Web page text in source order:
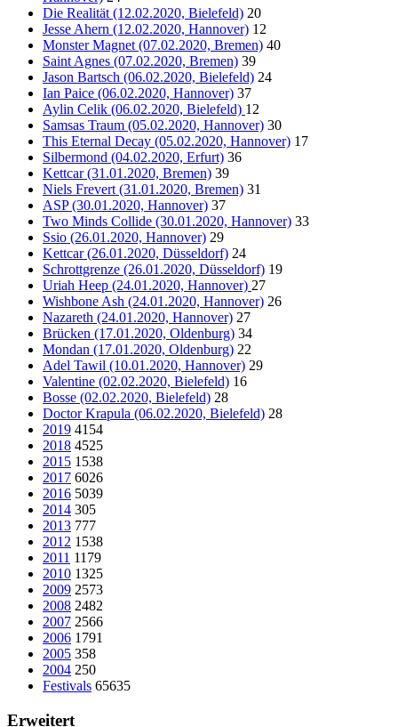
Die Realität (12.02.2020, Bielefeld) 20
Jesse Ahern (12.02.2020, Hannover) 12
Monster Magnet (07.02.2020, Bremen) 40
Saint Agnes (07.02.2020, Bremen) 39
Jason Bartsch (06.02.2020, Bielefeld) 24
Ian Paice (06.02.2020, Hannover) 37
Aylin Celik (06.02.2020, Bielefeld) 12
Samsas Traum (05.02.2020, Hannover) 30
This Eternal Decay (05.02.2020, Hannover) 17
Silbermond (04.02.2020, Erfurt) 36
Kettcar (31.01.2020, Bremen) 39
Niels Frevert (31.01.2020, Bremen) 31
ASP (30.01.2020, Hannover) 37
Two Minds Collide (30.01.2020, Hannover) 33
Ssio (26.01.2020, Hannover) 29
Kettcar (26.01.2020, Düsseldorf) 24
Schrottgrenze (26.01.2020, Düsseldorf) 19
Uriah Heep (24.01.2020, Hannover) 27
Wishbone Ash (24.01.2020, Hannover) 26
Nazareth (24.01.2020, Hannover) 27
Brücken (17.01.2020, Oldenburg) 34
Mondan (17.01.2020, Oldenburg) 22
Adel Tawil (10.01.2020, Hannover) 29
Valentine (02.02.2020, Bielefeld) 16
Bosse (02.02.2020, Bielefeld) 28
Doctor Krapula (06.02.2020, Bielefeld) 28
2019 4154
2018 4525
2015 1538
2017 6026
2016 5039
2014 305
2013 777
2012 1538
2011 1179
2010 1325
2009 2573
2008 2482
2007 2566
2006 1791
2005 358
2004 250
Festivals 65635
Erweitert